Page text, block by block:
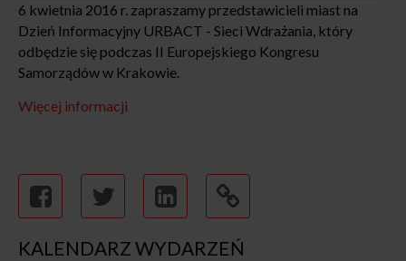
6 kwietnia 2016 r. zapraszamy przedstawicieli miast na
Dzień Informacyjny URBACT - Sieci Wdrażania, który
odbędzie się podczas II Europejskiego Kongresu
Samorządów w Krakowie.
Więcej informacji
KALENDARZ WYDARZEŃ